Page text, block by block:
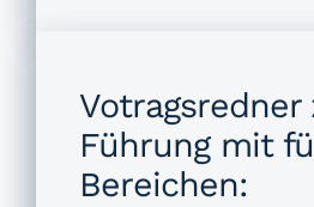
Votragsredner
Führung mit
Bereichen: